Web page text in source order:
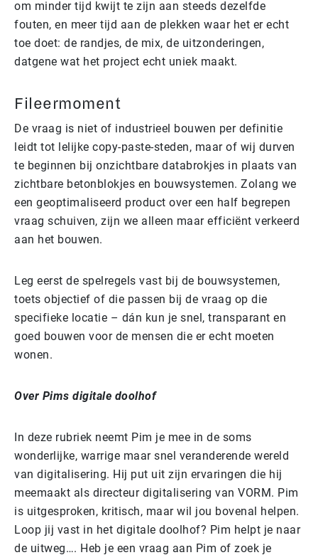
om minder tijd kwijt te zijn aan steeds dezelfde
fouten, en meer tijd aan de plekken waar het er echt
toe doet: de randjes, de mix, de uitzonderingen,
datgene wat het project echt uniek maakt.
Fileermoment
De vraag is niet of industrieel bouwen per definitie
leidt tot lelijke copy-paste-steden, maar of wij durven
te beginnen bij onzichtbare databrokjes in plaats van
zichtbare betonblokjes en bouwsystemen. Zolang we
een geoptimaliseerd product over een half begrepen
vraag schuiven, zijn we alleen maar efficiënt verkeerd
aan het bouwen.
Leg eerst de spelregels vast bij de bouwsystemen,
toets objectief of die passen bij de vraag op die
specifieke locatie – dán kun je snel, transparant en
goed bouwen voor de mensen die er echt moeten
wonen.
Over Pims digitale doolhof
In deze rubriek neemt Pim je mee in de soms
wonderlijke, warrige maar snel veranderende wereld
van digitalisering. Hij put uit zijn ervaringen die hij
meemaakt als directeur digitalisering van VORM. Pim
is uitgesproken, kritisch, maar wil jou bovenal helpen.
Loop jij vast in het digitale doolhof? Pim helpt je naar
de uitweg…. Heb je een vraag aan Pim of zoek je